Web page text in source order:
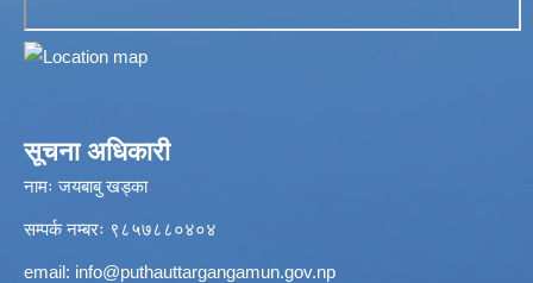
सूचना अधिकारी
नामः जयबाबु खड्का
सम्पर्क नम्बरः ९८५७८८०४०४
email: info@puthauttargangamun.gov.np